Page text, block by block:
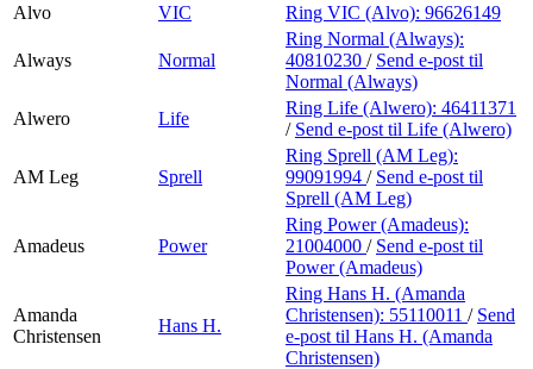
Alvo
VIC Ring VIC (Alvo): 96626149
Always Normal
Ring Normal (Always):
40810230 / Send e-post til
Normal (Always)
Alwero
Life
Ring Life (Alwero): 46411371
/ Send e-post til Life (Alwero)
AM Leg Sprell
Ring Sprell (AM Leg):
99091994 / Send e-post til
Sprell (AM Leg)
Amadeus Power
Ring Power (Amadeus):
21004000 / Send e-post til
Power (Amadeus)
Amanda
Christensen
Hans H.
Ring Hans H. (Amanda
Christensen): 55110011 / Send
e-post til Hans H. (Amanda
Christensen)